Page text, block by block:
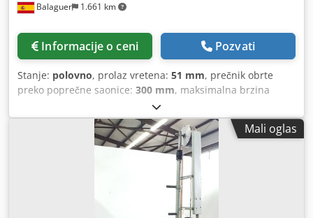
Balaguer 1.661 km
Informacije o ceni Pozvati
Stanje: polovno, prolaz vretena: 51 mm, prečnik obrte
preko poprečne saonice: 300 mm, maksimalna brzina
, prečnik tročeljusne glave:
Polovan strug Marka: Amutio Cazeneuve Model: HB 575
Rastojanje između centara: 1.000 mm Prečnik preko ležišta:
575 mm Prečnik preko sedla: 525 mm Codpfxsyzrhcj
Ambjha Prečnik preko poprečnog nosača: 300 mm Prolaz
vretena: 51 mm Brzine: 32-2500 o/min Snaga: 10 kW Širina
ležišta: 400 mm Uključuje: - Ploča od 300 mm sa više setova
čeljusti - Zatvorena luneta - Revolverska glava za brzu
Mali oglas